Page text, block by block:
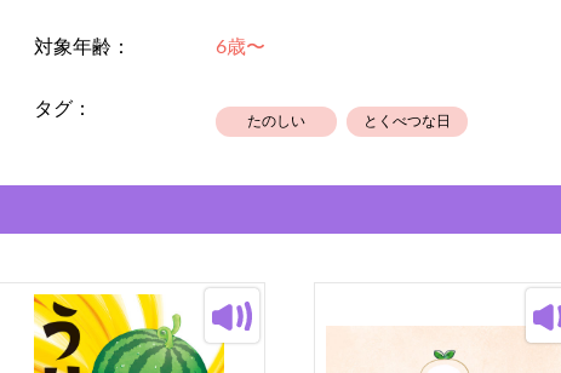
対象年齢： 6歳〜
タグ：
たのしい とくべつな日